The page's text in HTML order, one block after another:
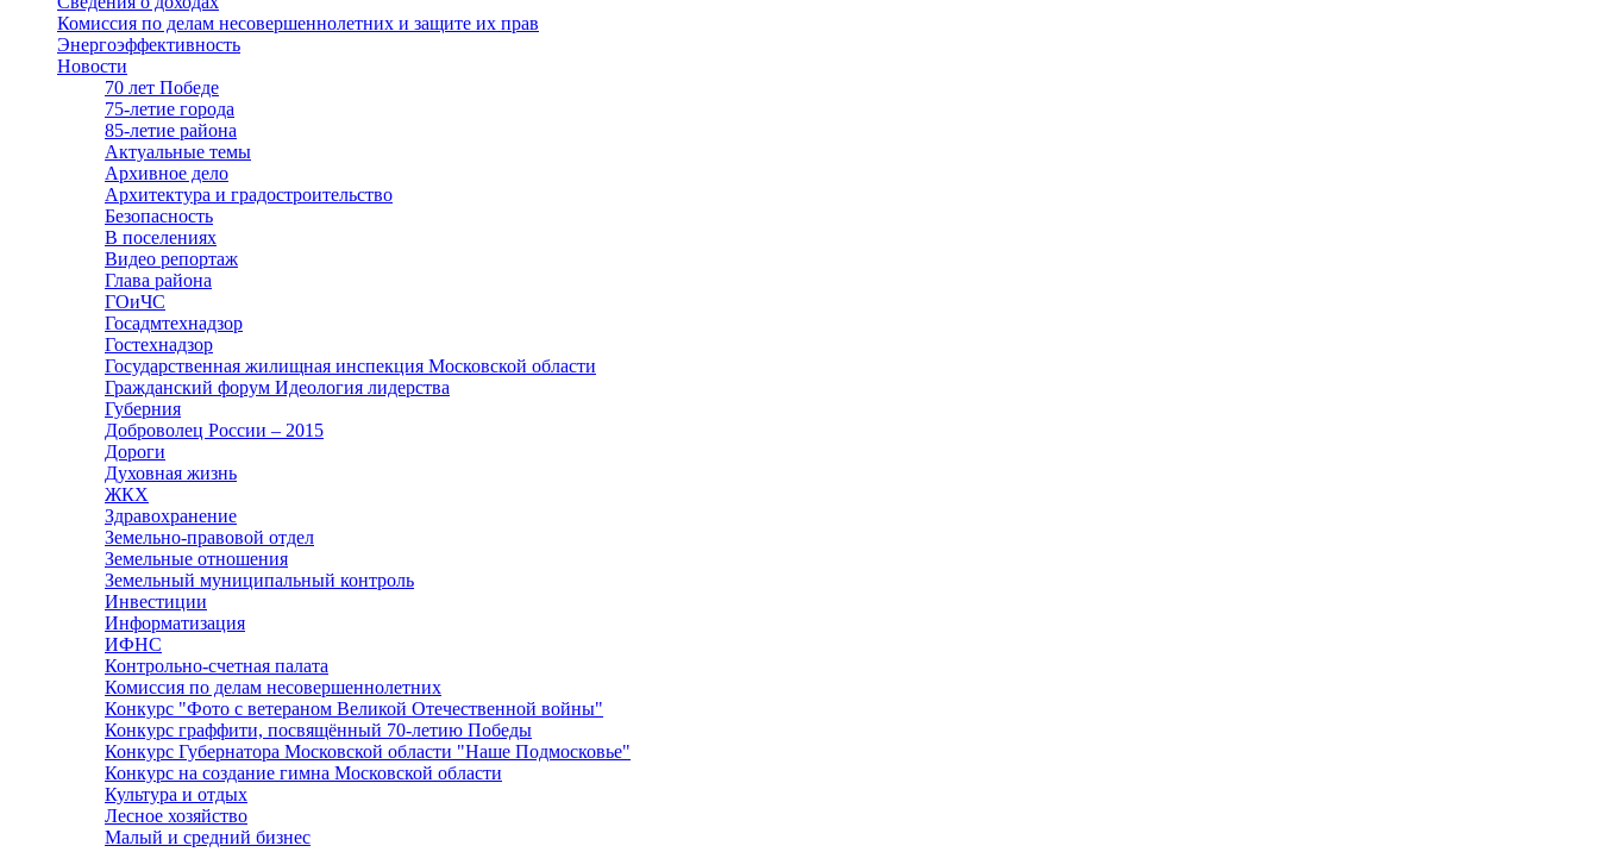
Комиссия по делам несовершеннолетних и защите их прав
Энергоэффективность
Новости
70 лет Победе
75-летие города
85-летие района
Актуальные темы
Архивное дело
Архитектура и градостроительство
Безопасность
В поселениях
Видео репортаж
Глава района
ГОиЧС
Госадмтехнадзор
Гостехнадзор
Государственная жилищная инспекция Московской области
Гражданский форум Идеология лидерства
Губерния
Доброволец России – 2015
Дороги
Духовная жизнь
ЖКХ
Здравохранение
Земельно-правовой отдел
Земельные отношения
Земельный муниципальный контроль
Инвестиции
Информатизация
ИФНС
Контрольно-счетная палата
Комиссия по делам несовершеннолетних
Конкурс "Фото с ветераном Великой Отечественной войны"
Конкурс граффити, посвящённый 70-летию Победы
Конкурс Губернатора Московской области "Наше Подмосковье"
Конкурс на создание гимна Московской области
Культура и отдых
Лесное хозяйство
Малый и средний бизнес